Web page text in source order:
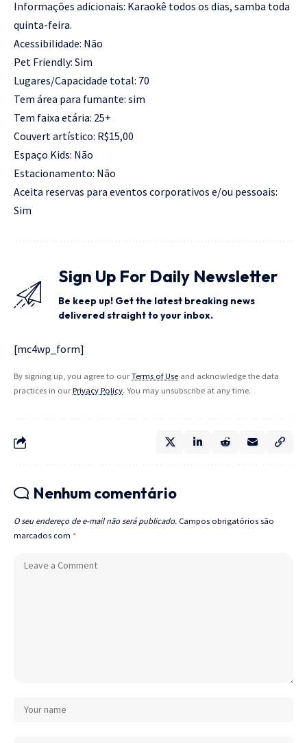
Informações adicionais: Karaokê todos os dias, samba toda
quinta-feira.
Acessibilidade: Não
Pet Friendly: Sim
Lugares/Capacidade total: 70
Tem área para fumante: sim
Tem faixa etária: 25+
Couvert artístico: R$15,00
Espaço Kids: Não
Estacionamento: Não
Aceita reservas para eventos corporativos e/ou pessoais:
Sim
Sign Up For Daily Newsletter
Be keep up! Get the latest breaking news
delivered straight to your inbox.
[mc4wp_form]
By signing up, you agree to ourTerms of Use and acknowledge the data
practices in ourPrivacy Policy. You may unsubscribe at any time.
Nenhum comentário
O seu endereço de e-mail não será publicado. Campos obrigatórios são
marcados com *